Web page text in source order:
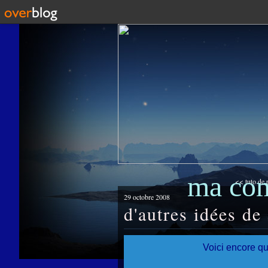
ma << tuto de
29 octobre 2008
d'autres idées de
Voici encore